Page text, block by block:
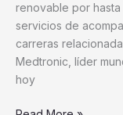
renovable por
servicios de
carreras
Medtronic, líder
hoy